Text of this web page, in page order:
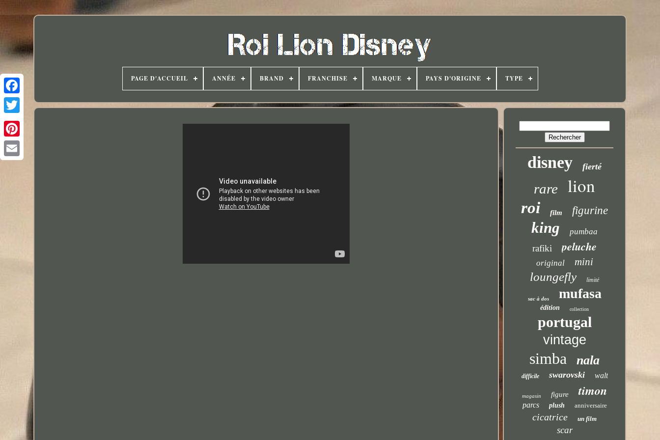
PAGE D'ACCUEIL ANNÉE BRAND FRANCHISE MARQUE PAYS D'ORIGINE TYPE
disney fierté
rare lion
roi film figurine
king pumbaa
rafiki peluche
original mini
loungefly limité
sac à dos mufasa
édition collection
portugal
vintage
simba nala
difficile swarovski walt
magasin figure timon
parcs plush anniversaire
cicatrice un film
scar